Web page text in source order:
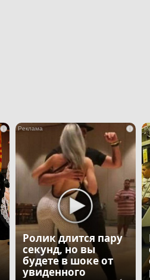
i i
Ролик длится пару
секунд, но вы
будете в шоке от
увиденного